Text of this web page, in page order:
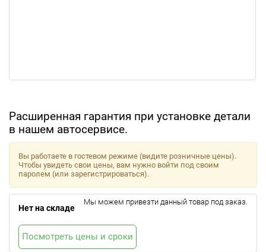
Расширенная гарантия при установке детали
в нашем автосервисе.
Вы работаете в гостевом режиме (видите розничные цены).
Чтобы увидеть свои цены, вам нужно войти под своим
паролем (или зарегистрироваться).
Нет на складе
Мы можем привезти данный товар под заказ.
Посмотреть цены и сроки